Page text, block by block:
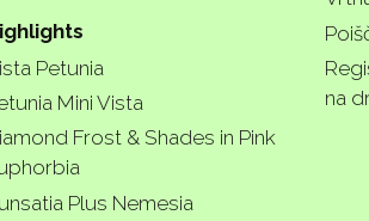
Petunia
Mini Vista
Frost & Shades in Pink
Plus Nemesia
na